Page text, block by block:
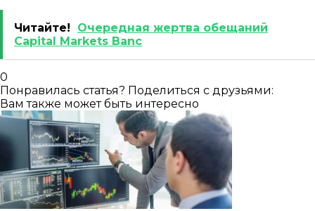
Читайте!
Очередная жертва обещаний
Capital Markets Banc
0
Понравилась статья? Поделиться с друзьями:
Вам также может быть интересно